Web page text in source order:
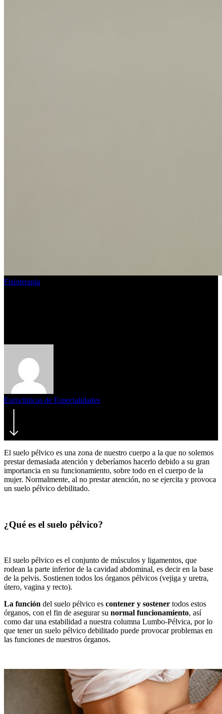
Fisioterapia
Euroclinicas de Especialidades
El suelo pélvico es una zona de nuestro cuerpo a la que no solemos
prestar demasiada atención y deberíamos hacerlo debido a su gran
importancia en su funcionamiento, sobre todo en el cuerpo de la
mujer. Normalmente, al no prestar atención, no se ejercita y provoca
un suelo pélvico debilitado.
¿Qué es el suelo pélvico?
El suelo pélvico es el conjunto de músculos y ligamentos, que
rodean la parte inferior de la cavidad abdominal, es decir en la base
de la pelvis. Sostienen todos los órganos pélvicos (vejiga y uretra,
útero, vagina y recto).
La función del suelo pélvico es contener y sostener todos estos
órganos, con el fin de asegurar su normal funcionamiento, así
como dar una estabilidad a nuestra columna Lumbo-Pélvica, por lo
que tener un suelo pélvico debilitado puede provocar problemas en
las funciones de nuestros órganos.